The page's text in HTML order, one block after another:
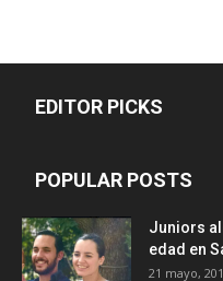
EDITOR PICKS
POPULAR POSTS
Juniors
edad en
21 mayo,